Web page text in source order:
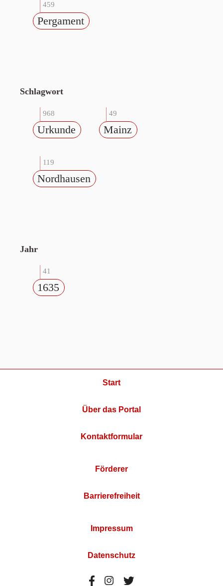
459
Pergament
Schlagwort
968
Urkunde
49
Mainz
119
Nordhausen
Jahr
41
1635
Start
Über das Portal
Kontaktformular
Förderer
Barrierefreiheit
Impressum
Datenschutz